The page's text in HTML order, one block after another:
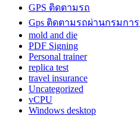
GPS ติดตามรถ
Gps ติดตามรถผ่านกรมกา
mold and die
PDF Signing
Personal trainer
replica test
travel insurance
Uncategorized
vCPU
Windows desktop